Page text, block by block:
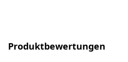
Produktbewertungen